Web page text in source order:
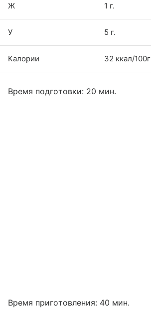
Ж 1 г.
У 5 г.
Калории 32 ккал/100г
Время подготовки: 20 мин.
Время приготовления: 40 мин.